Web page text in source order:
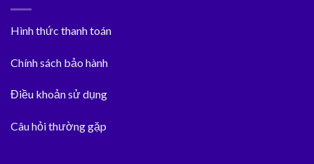
Hình thức thanh toán
Chính sách bảo hành
Điều khoản sử dụng
Câu hỏi thường gặp